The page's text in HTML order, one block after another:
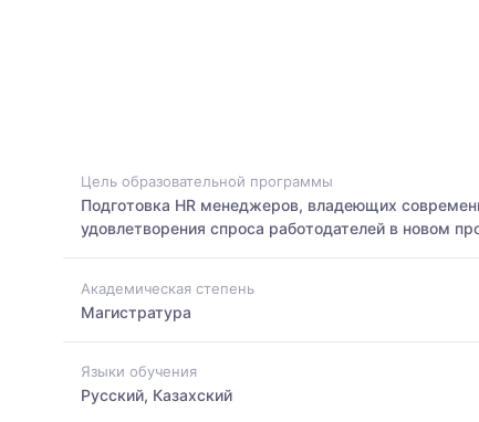
Цель образовательной программы
Подготовка HR менеджеров, владеющих
удовлетворения спроса работодателей в новом
Академическая степень
Магистратура
Языки обучения
Русский, Казахский